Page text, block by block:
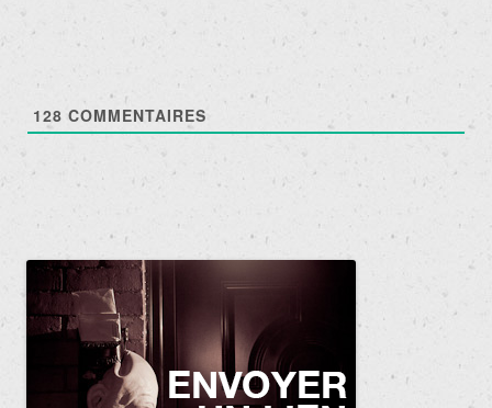
128 COMMENTAIRES